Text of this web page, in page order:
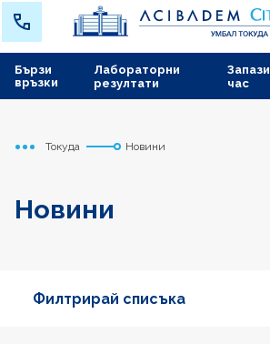
Лабораторни
резултати
Запази
час
Бързи
връзки
Начало
Токуда Новини
Новини
Филтрирай списъка